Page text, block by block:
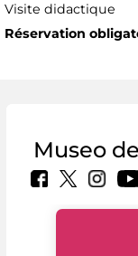
Visite didactique
Réservation
Museo